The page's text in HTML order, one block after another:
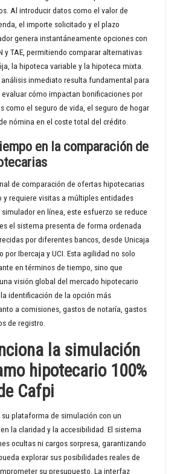
Al introducir datos como el valor de
el importe solicitado y el plazo
genera instantáneamente opciones con
y TAE, permitiendo comparar alternativas
la hipoteca variable y la hipoteca mixta.
análisis inmediato resulta fundamental para
cómo impactan bonificaciones por
como el seguro de vida, el seguro de hogar
nómina en el coste total del crédito.
en la comparación de
de comparación de ofertas hipotecarias
y requiere visitas a múltiples entidades
en línea, este esfuerzo se reduce
el sistema presenta de forma ordenada
por diferentes bancos, desde Unicaja
por Ibercaja y UCI. Esta agilidad no solo
en términos de tiempo, sino que
visión global del mercado hipotecario
identificación de la opción más
a comisiones, gastos de notaría, gastos
de registro.
la simulación
hipotecario 100%
Cafpi
plataforma de simulación con un
la claridad y la accesibilidad. El sistema
ocultas ni cargos sorpresa, garantizando
explorar sus posibilidades reales de
su presupuesto. La interfaz